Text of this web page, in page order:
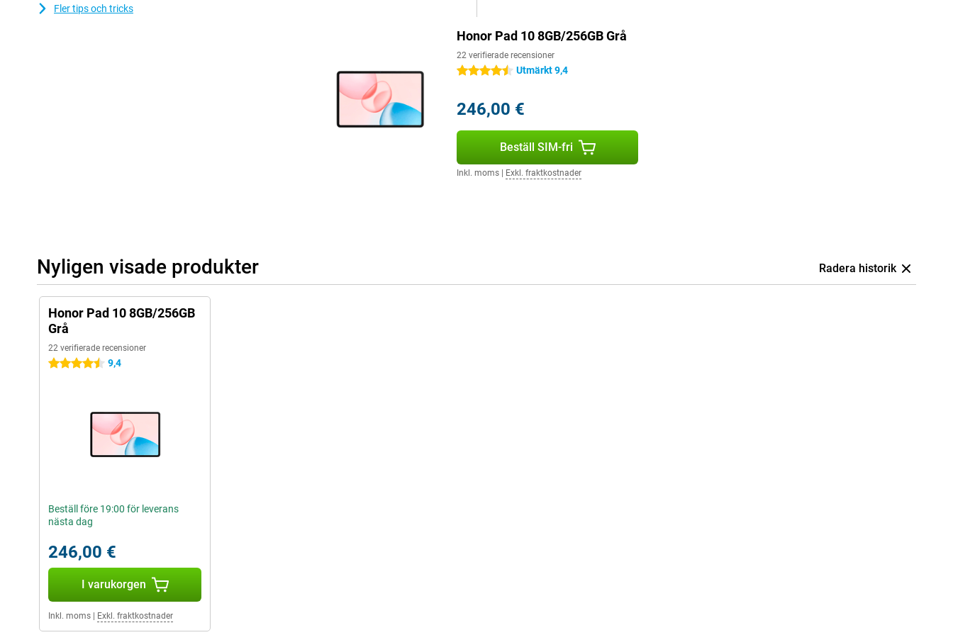
Fler tips och tricks
Honor Pad 10 8GB/256GB Grå
22 verifierade recensioner
4.5 stjärnorUtmärkt 9,4
246,00 €
Beställ SIM-fri
Inkl. moms Exkl. fraktkostnader
Nyligen visade produkter Radera historik
Honor Pad 10 8GB/256GB
Grå
22 verifierade recensioner
4.5 stjärnor 9,4
Beställ före 19:00 för leverans
nästa dag
246,00 €
I varukorgen
Inkl. moms Exkl. fraktkostnader